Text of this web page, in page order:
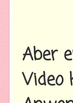
Aber
Video